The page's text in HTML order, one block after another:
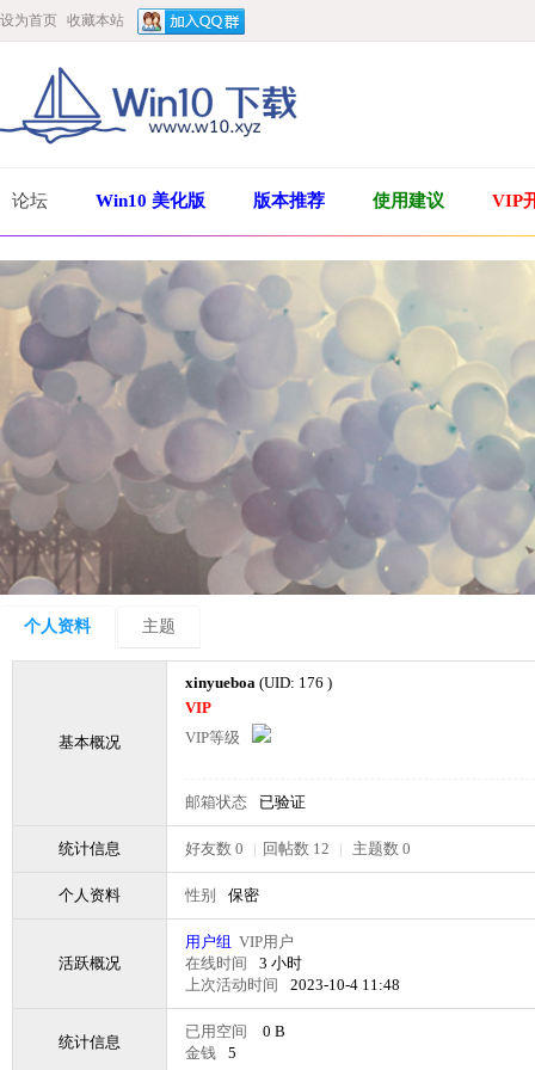
设为首页 收藏本站
论坛 Win10 美化版 版本推荐 使用建议 VIP
个人资料 主题
基本概况
xinyueboa (UID: 176 )
VIP
VIP等级
邮箱状态 已验证
统计信息 好友数 0 | 回帖数 12 | 主题数 0
个人资料 性别 保密
活跃概况
用户组 VIP用户
在线时间
3 小时
上次活动时间
2023-10-4 11:48
统计信息
已用空间
0 B
金钱
5